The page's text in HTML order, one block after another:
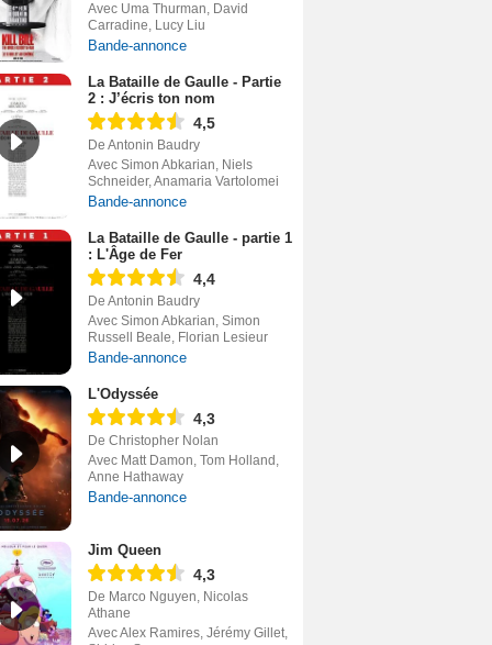
Avec Uma Thurman, David
Carradine, Lucy Liu
Bande-annonce
La Bataille de Gaulle - Partie
2 : J’écris ton nom
4,5
De Antonin Baudry
Avec Simon Abkarian, Niels
Schneider, Anamaria Vartolomei
Bande-annonce
La Bataille de Gaulle - partie 1
: L'Âge de Fer
4,4
De Antonin Baudry
Avec Simon Abkarian, Simon
Russell Beale, Florian Lesieur
Bande-annonce
L'Odyssée
4,3
De Christopher Nolan
Avec Matt Damon, Tom Holland,
Anne Hathaway
Bande-annonce
Jim Queen
4,3
De Marco Nguyen, Nicolas
Athane
Avec Alex Ramires, Jérémy Gillet,